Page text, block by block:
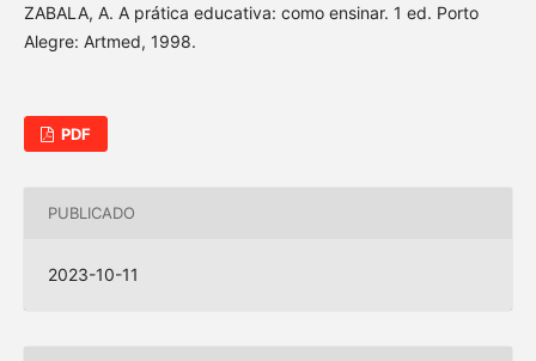
ZABALA, A. A prática educativa: como ensinar. 1 ed. Porto
Alegre: Artmed, 1998.
PDF
PUBLICADO
2023-10-11